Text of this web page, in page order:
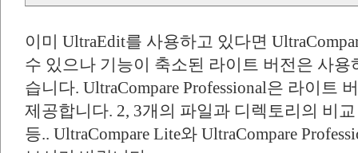
이미 UltraEdit를 사용하고 있다면
수 있으나 기능이 축소된 라이트 버전은 사
습니다. UltraCompare Professional은 라이트
제공합니다. 2, 3개의 파일과 디렉토리의 비
등.. UltraCompare Lite와 UltraCompare